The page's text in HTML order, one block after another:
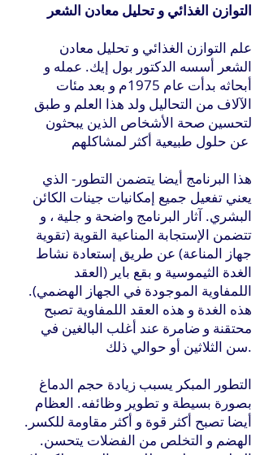
التوازن الغذائي و تحليل معادن الشعر
الشعر أسسه الدكتور بول إيك. عمله و
أبحاثه بدأت عام 1975م و بعد مئات
الآلاف من التحاليل ولد هذا العلم و طبق
لتحسين صحة الأشخاص الذين يبحثون
هذا البرنامج أيضا يتضمن التطور- الذي
يعني تفعيل جميع إمكانيات جينات الكائن
البشري. آثار البرنامج واضحة و جلية ، و
تتضمن الإستجابة المناعية القوية (تقوية
جهاز المناعة) عن طريق إستعادة نشاط
الغدة الثيموسية و بقع باير (العقد
اللمفاوية الموجودة في الجهاز الهضمي).
هذه الغدة و هذه العقد اللمفاوية تصبح
محتقنة و ضامرة عند أغلب البالغين في
سن الثلاثين أو حوالي ذلك.
التطور المبكر يسبب زيادة حجم الدماغ
بصورة بسيطة و تطوير وظائفه. العظام
أيضا تصبح أكثر قوة و أكثر مقاومة للكسر.
الهضم و التخلص من الفضلات يتحسن.